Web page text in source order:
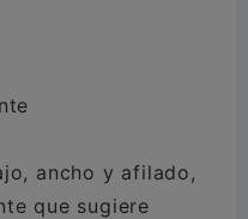
ancho y afilado,
que sugiere